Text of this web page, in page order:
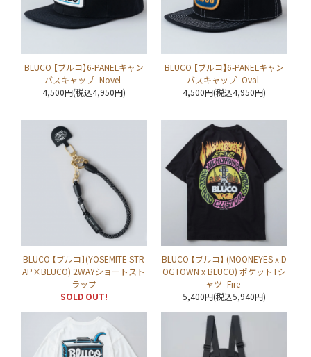
BLUCO 【ブルコ】6-PANELキャン
バスキャップ -Novel-
4,500円(税込4,950円)
BLUCO 【ブルコ】6-PANELキャン
バスキャップ -Oval-
4,500円(税込4,950円)
BLUCO 【ブルコ】(YOSEMITE STR
AP×BLUCO) 2WAYショートスト
ラップ
SOLD OUT!
BLUCO 【ブルコ】 (MOONEYES x D
OGTOWN x BLUCO) ポケットTシ
ャツ -Fire-
5,400円(税込5,940円)